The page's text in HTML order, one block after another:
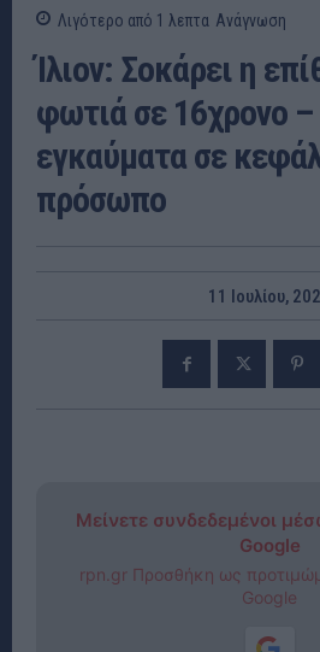
Λιγότερο από 1 λεπτα Ανάγνωση
Ίλιον: Σοκάρει η
φωτιά σε 16χρονο
εγκαύματα σε
πρόσωπο
11 Ιουλίου,
Μείνετε συνδεδεμένοι
Google
rpn.gr Προσθήκη ως
Google